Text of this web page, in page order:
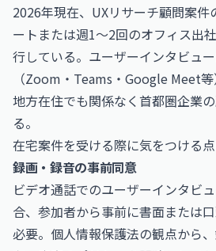
2026年現在、UXリサーチ顧問案
ートまたは週1〜2回のオフィス出
行している。ユーザーインタビュ
（Zoom・Teams・Google Meet等
地方在住でも関係なく首都圏企業
る。
在宅案件を受ける際に気をつける点
録画・録音の事前同意
ビデオ通話でのユーザーインタビ
合、参加者から事前に書面または
必要。個人情報保護法の観点から